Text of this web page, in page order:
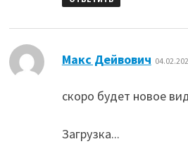
Макс Дейвович
скоро будет новое
Загрузка...